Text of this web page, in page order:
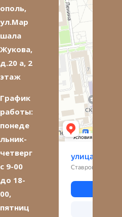
ополь,
ул.Мар
шала
Жукова,
д.20 а, 2
этаж
График
работы:
понеде
льник-
четверг
с 9-00
до 18-
00,
пятниц